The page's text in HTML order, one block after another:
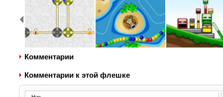
Комментарии
Комментарии к этой флешке